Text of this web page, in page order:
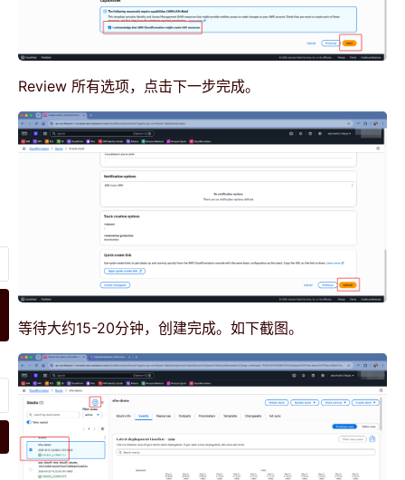
Review 所有选项，点击下一步完成。
等待大约15-20分钟，创建完成。如下截图。